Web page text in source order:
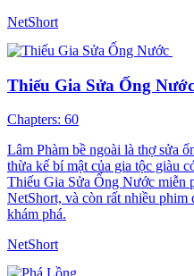
NetShort
Thiếu Gia Sửa Ống Nước
Chapters: 60
Lâm Phàm bề ngoài là thợ sửa
thừa kế bí mật của gia tộc giàu
Thiếu Gia Sửa Ống Nước miễn
NetShort, và còn rất nhiều phim
khám phá.
NetShort